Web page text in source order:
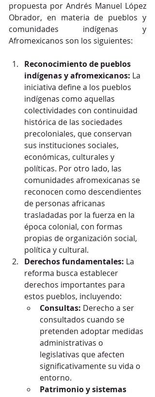
propuesta por Andrés Manuel López
Obrador, en materia de pueblos y
comunidades indígenas y
Afromexicanos son los siguientes:
Reconocimiento de pueblos
indígenas y afromexicanos: La
iniciativa define a los pueblos
indígenas como aquellas
colectividades con continuidad
histórica de las sociedades
precoloniales, que conservan
sus instituciones sociales,
económicas, culturales y
políticas. Por otro lado, las
comunidades afromexicanas se
reconocen como descendientes
de personas africanas
trasladadas por la fuerza en la
época colonial, con formas
propias de organización social,
política y cultural.
Derechos fundamentales: La
reforma busca establecer
derechos importantes para
estos pueblos, incluyendo:
Consultas: Derecho a ser
consultados cuando se
pretenden adoptar medidas
administrativas o
legislativas que afecten
significativamente su vida o
entorno.
Patrimonio y sistemas